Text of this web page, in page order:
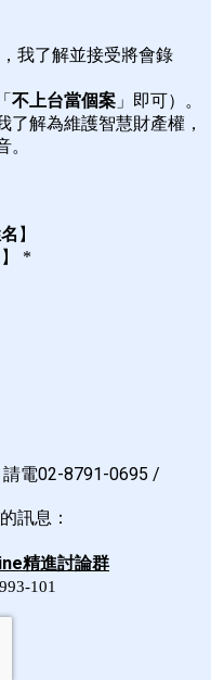
我了解並接受將會錄
不上台當個案 」即可）。
解為維護智慧財產權，
】
】 *
請電02-8791-0695 /
訊息：
精進討論群
101